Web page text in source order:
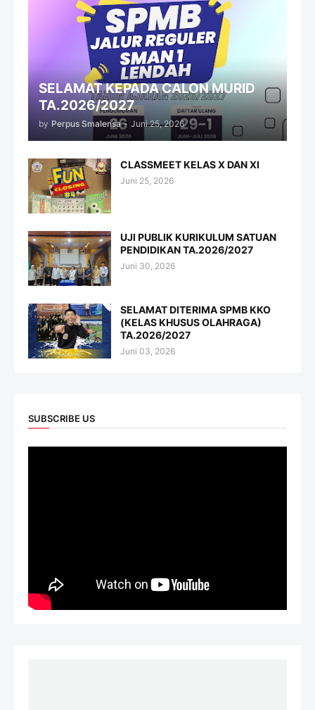
SELAMAT KEPADA CALON MURID
TA.2026/2027
by Perpus Smalensa - Juni 25, 2026
CLASSMEET KELAS X DAN XI
Juni 25, 2026
UJI PUBLIK KURIKULUM SATUAN
PENDIDIKAN TA.2026/2027
Juni 30, 2026
SELAMAT DITERIMA SPMB KKO
(KELAS KHUSUS OLAHRAGA)
TA.2026/2027
Juni 03, 2026
SUBSCRIBE US